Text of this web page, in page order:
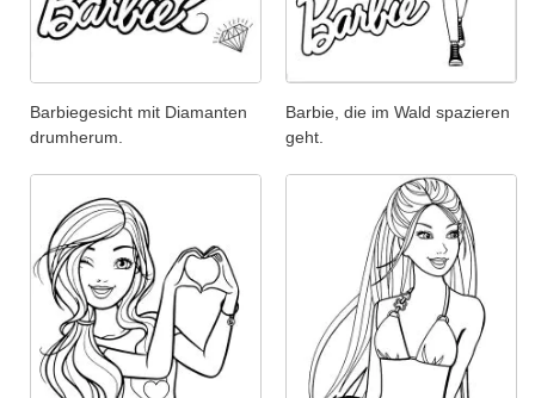
Barbiegesicht mit Diamanten
drumherum.
Barbie, die im Wald spazieren
geht.